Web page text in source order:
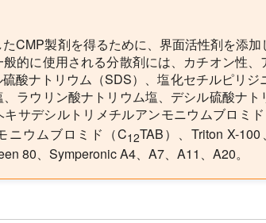
CMP製剤を得るために、界面活性剤を添
的に使用される分散剤には、カチオン性
酸ナトリウム（SDS）、塩化セチルピリ
ラウリン酸ナトリウム塩、デシル硫酸ナ
サデシルトリメチルアンモニウムブロミ
ニウムブロミド（C12TAB）、Triton X-100
80、Symperonic A4、A7、A11、A20。